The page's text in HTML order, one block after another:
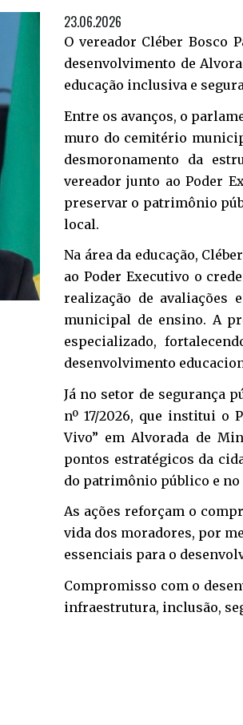
23.06.2026
O vereador Cléber Bosco
desenvolvimento de
educação inclusiva e
Entre os avanços, o
muro do cemitério
desmoronamento da
vereador junto ao Poder
preservar o patrimônio
local.
Na área da educação,
ao Poder Executivo o
realização de avaliações
municipal de ensino. A
especializado,
desenvolvimento
Já no setor de segurança
nº 17/2026, que institui o
Vivo” em Alvorada de
pontos estratégicos da
do patrimônio público e no
As ações reforçam o
vida dos moradores, por
essenciais para o
Compromisso com o
infraestrutura, inclusão,